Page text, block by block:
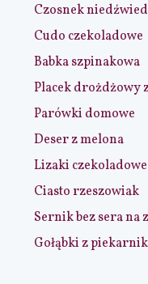
Czosnek
Cudo czekoladowe
Babka szpinakowa
Placek drożdżowy
Parówki domowe
Deser z melona
Lizaki czekoladowe
Ciasto rzeszowiak
Sernik bez sera na
Gołąbki z